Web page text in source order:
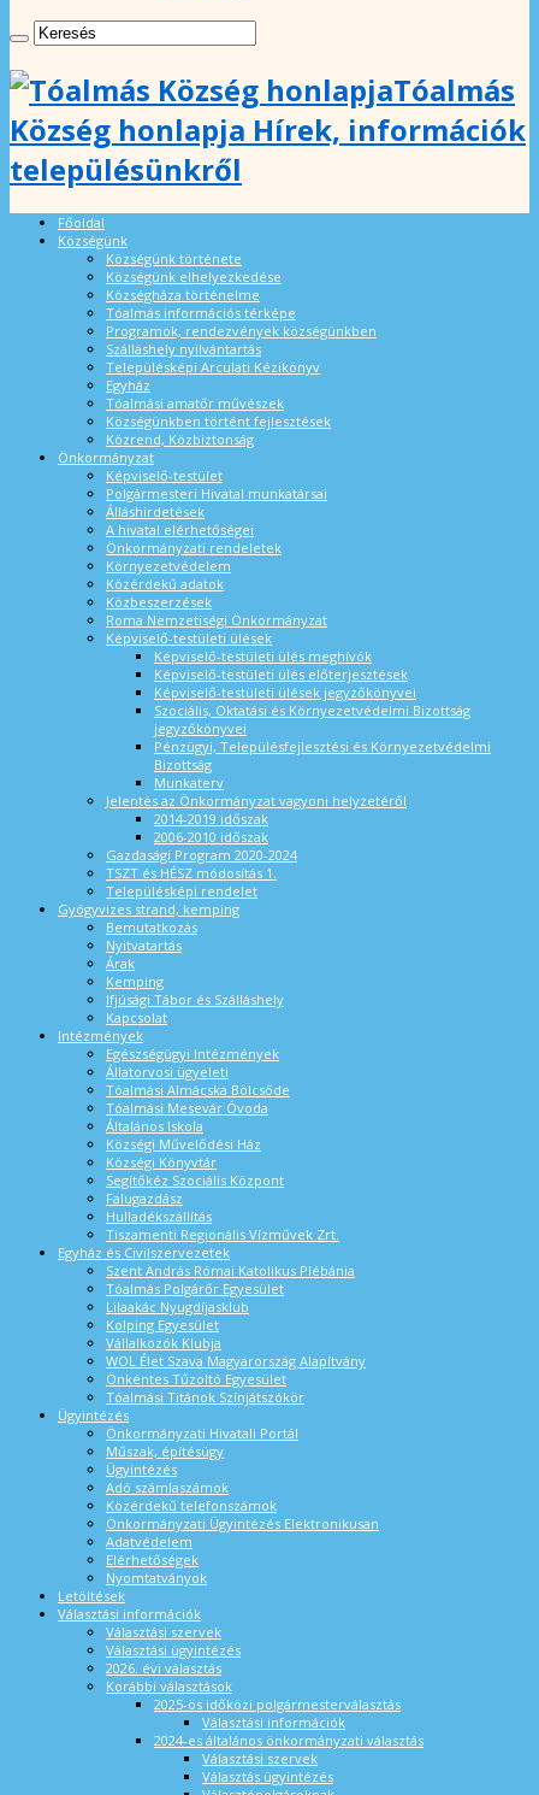
Tóalmás
Község honlapja Hírek, információk
településünkről
Főoldal
Községünk
Községünk története
Községünk elhelyezkedése
Községháza történelme
Tóalmás információs térképe
Programok, rendezvények községünkben
Szálláshely nyilvántartás
Településképi Arculati Kézikönyv
Egyház
Tóalmási amatőr művészek
Községünkben történt fejlesztések
Közrend, Közbiztonság
Önkormányzat
Képviselő-testület
Polgármesteri Hivatal munkatársai
Álláshirdetések
A hivatal elérhetőségei
Önkormányzati rendeletek
Környezetvédelem
Közérdekű adatok
Közbeszerzések
Roma Nemzetiségi Önkormányzat
Képviselő-testületi ülések
Képviselő-testületi ülés meghívók
Képviselő-testületi ülés előterjesztések
Képviselő-testületi ülések jegyzőkönyvei
Szociális, Oktatási és Környezetvédelmi Bizottság
jegyzőkönyvei
Pénzügyi, Településfejlesztési és Környezetvédelmi
Bizottság
Munkaterv
Jelentés az Önkormányzat vagyoni helyzetéről
2014-2019 időszak
2006-2010 időszak
Gazdasági Program 2020-2024
TSZT és HÉSZ módosítás 1.
Településképi rendelet
Gyógyvizes strand, kemping
Bemutatkozás
Nyitvatartás
Árak
Kemping
Ifjúsági Tábor és Szálláshely
Kapcsolat
Intézmények
Egészségügyi Intézmények
Állatorvosi ügyeleti
Tóalmási Almácska Bölcsőde
Tóalmási Mesevár Óvoda
Általános Iskola
Községi Művelődési Ház
Községi Könyvtár
Segítőkéz Szociális Központ
Falugazdász
Hulladékszállítás
Tiszamenti Regionális Vízművek Zrt.
Egyház és Civilszervezetek
Szent András Római Katolikus Plébánia
Tóalmás Polgárőr Egyesület
Lilaakác Nyugdíjasklub
Kolping Egyesület
Vállalkozók Klubja
WOL Élet Szava Magyarország Alapítvány
Önkéntes Tűzoltó Egyesület
Tóalmási Titánok Színjátszókör
Ügyintézés
Önkormányzati Hivatali Portál
Műszak, építésügy
Ügyintézés
Adó számlaszámok
Közérdekű telefonszámok
Önkormányzati Ügyintézés Elektronikusan
Adatvédelem
Elérhetőségek
Nyomtatványok
Letöltések
Választási információk
Választási szervek
Választási ügyintézés
2026. évi választás
Korábbi választások
2025-ös időközi polgármesterválasztás
Választási információk
2024-es általános önkormányzati választás
Választási szervek
Választás ügyintézés